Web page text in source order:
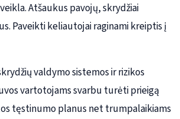
Atšaukus pavojų, skrydžiai
Paveikti keliautojai raginami kreiptis į
valdymo sistemos ir rizikos
vartotojams svarbu turėti prieigą
tęstinumo planus net trumpalaikiams